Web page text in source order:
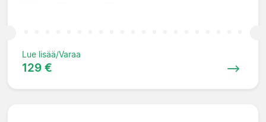
Lue lisää/Varaa
129 €